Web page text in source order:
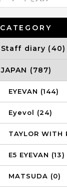
CATEGORY
Staff diary (40)
JAPAN (787)
EYEVAN (144)
Eyevol (24)
TAYLOR WITH
E5 EYEVAN (13)
MATSUDA (0)